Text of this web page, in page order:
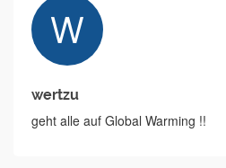
wertzu
geht alle auf Global Warming !!